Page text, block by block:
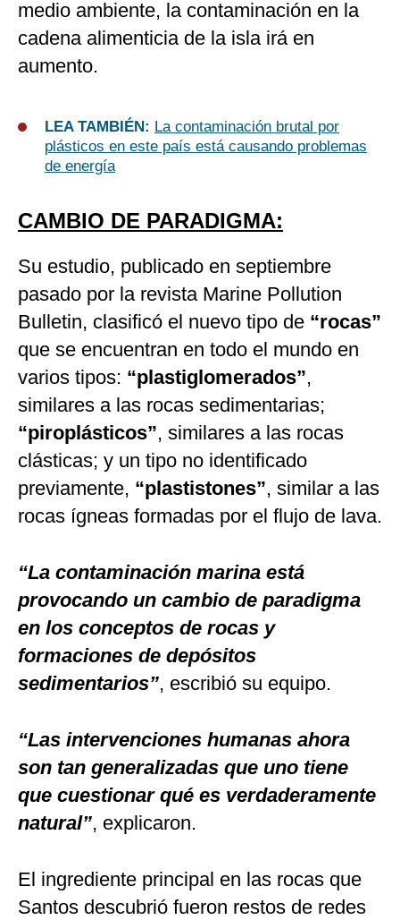
medio ambiente, la contaminación en la
cadena alimenticia de la isla irá en
aumento.
LEA TAMBIÉN: La contaminación brutal por
plásticos en este país está causando problemas
de energía
CAMBIO DE PARADIGMA:
Su estudio, publicado en septiembre
pasado por la revista Marine Pollution
Bulletin, clasificó el nuevo tipo de “rocas”
que se encuentran en todo el mundo en
varios tipos: “plastiglomerados”,
similares a las rocas sedimentarias;
“piroplásticos”, similares a las rocas
clásticas; y un tipo no identificado
previamente, “plastistones”, similar a las
rocas ígneas formadas por el flujo de lava.
“La contaminación marina está
provocando un cambio de paradigma
en los conceptos de rocas y
formaciones de depósitos
sedimentarios”, escribió su equipo.
“Las intervenciones humanas ahora
son tan generalizadas que uno tiene
que cuestionar qué es verdaderamente
natural”, explicaron.
El ingrediente principal en las rocas que
Santos descubrió fueron restos de redes